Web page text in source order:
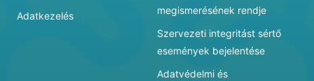
Adatkezelés
megismerésének rendje
Szervezeti integritást sértő
események bejelentése
Adatvédelmi és